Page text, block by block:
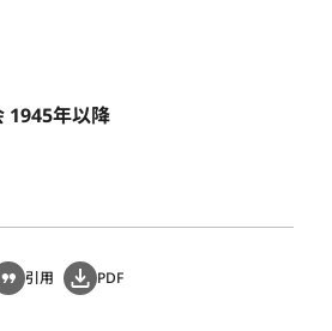
1945年以降
引用 PDF